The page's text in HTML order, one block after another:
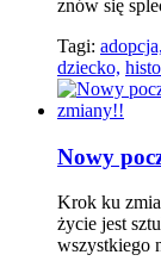
znów się
Tagi: adopcja,
dziecko,
Nowy
Krok ku
życie jest
wszystkiego